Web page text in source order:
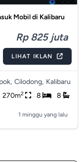
Mobil di Kalibaru
Rp 825 juta
LIHAT IKLAN
Cilodong, Kalibaru
270m2 8 8
1 minggu yang lalu